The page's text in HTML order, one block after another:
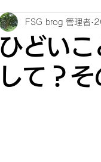
ひどい
して？
FSG brog 管理者